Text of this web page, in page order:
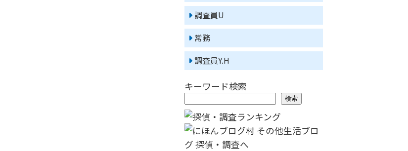
調査員U
常務
調査員Y.H
キーワード検索
検索